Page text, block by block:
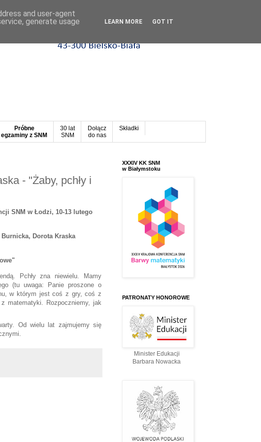
Próbne
egzaminy z SNM
30 lat
SNM
Dołącz
do nas
Składki
- "Żaby, pchły i
SNM w Łodzi, 10-13 lutego
Dorota Kraska
Pchły zna niewielu. Mamy
(tu uwaga: Panie proszone o
w którym jest coś z gry, coś z
matematyki. Rozpoczniemy, jak
Od wielu lat zajmujemy się
XXXIV KK SNM
w Białymstoku
PATRONATY HONOROWE
Minister Edukacji
Barbara Nowacka
and user-agent
generate usage
LEARN MORE GOT IT